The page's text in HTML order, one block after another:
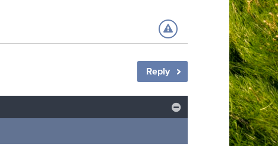
Reply